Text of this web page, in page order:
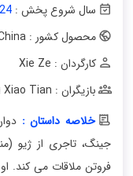
سال شروع پخش :
محصول کشور : China
کارگردان : Xie Ze
بازیگران : Lusi Zhao Xiao Tian
خلاصه داستان :
جینگ، تاجری از ژیو
فروتن ملاقات می کند.